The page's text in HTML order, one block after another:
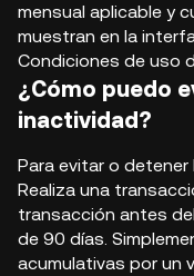
mensual aplicable y
muestran en la
Condiciones de uso
¿Cómo puedo
inactividad?
Para evitar o
Realiza una
transacción antes
de 90 días.
acumulativas por un